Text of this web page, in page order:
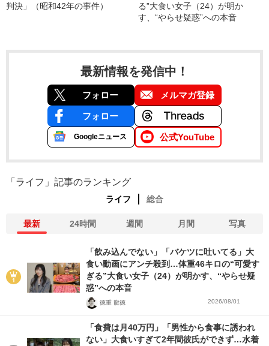
判決」（昭和42年の事件）
る”大食い女子（24）が明か
す、“やらせ疑惑”への本音
最新情報を発信中！
フォロー メルマガ登録
フォロー
Googleニュース 公式YouTube
「ライフ」記事のランキング
ライフ 総合
最新 24時間 週間 月間 写真
「飲み込んでない」「バケツに吐いてる」大
食い動画にアンチ殺到…体重46キロの“可愛す
ぎる”大食い女子（24）が明かす、“やらせ疑
惑”への本音
徳重 龍徳 2026/08/01
「食費は月40万円」「男性から食事に誘われ
ない」大食いすぎて2年間彼氏ができず…水着